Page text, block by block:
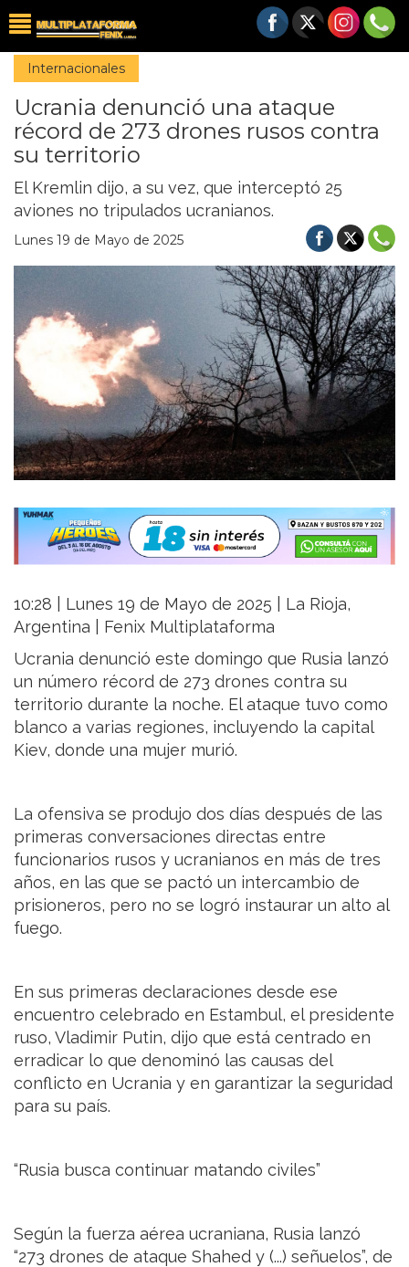
Internacionales
Ucrania denunció una ataque
récord de 273 drones rusos contra
su territorio
El Kremlin dijo, a su vez, que interceptó 25
aviones no tripulados ucranianos.
Lunes 19 de Mayo de 2025
10:28 | Lunes 19 de Mayo de 2025 | La Rioja,
Argentina | Fenix Multiplataforma
Ucrania denunció este domingo que Rusia lanzó
un número récord de 273 drones contra su
territorio durante la noche. El ataque tuvo como
blanco a varias regiones, incluyendo la capital
Kiev, donde una mujer murió.
La ofensiva se produjo dos días después de las
primeras conversaciones directas entre
funcionarios rusos y ucranianos en más de tres
años, en las que se pactó un intercambio de
prisioneros, pero no se logró instaurar un alto al
fuego.
En sus primeras declaraciones desde ese
encuentro celebrado en Estambul, el presidente
ruso, Vladimir Putin, dijo que está centrado en
erradicar lo que denominó las causas del
conflicto en Ucrania y en garantizar la seguridad
para su país.
“Rusia busca continuar matando civiles”
Según la fuerza aérea ucraniana, Rusia lanzó
“273 drones de ataque Shahed y (...) señuelos”, de